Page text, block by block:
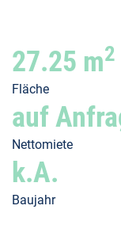
27.25 m2
Fläche
auf
Nettomiete
k.A.
Baujahr